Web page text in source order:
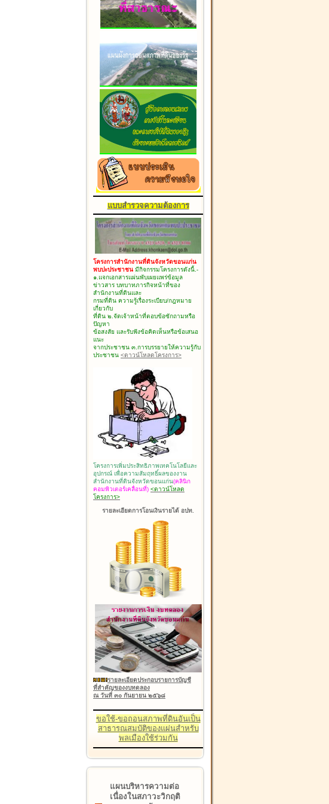
แบบสำรวจความต้องการ
โครงการสำนักงานที่ดินจังหวัดขอนแก่น
พบปะประชาชน มีกิจกรรมโครงการดังนี้.-
๑.แจกเอกสารแผ่นพับเผยแพร่ข้อมูล
ข่าวสาร บทบาทภารกิจหน้าที่ของ
สำนักงานที่ดินและ
กรมที่ดิน ความรู้เรื่องระเบียบ/กฎหมาย
เกี่ยวกับ
ที่ดิน ๒.จัดเจ้าหน้าที่ตอบข้อซักถามหรือ
ปัญหา
ข้อสงสัย และรับฟังข้อคิดเห็นหรือข้อเสนอ
แนะ
จากประชาชน ๓.การบรรยายให้ความรู้กับ
ประชาชน <ดาวน์โหลดโครงการ>
โครงการเพิ่มประสิทธิภาพเทคโนโลยีและ
อุปกรณ์ เพื่อความสัมฤทธิ์ผลของงาน
สำนักงานที่ดินจังหวัดขอนแก่น(คลินิก
คอมพิวเตอร์เคลื่อนที่) <ดาวน์โหลด
โครงการ>
รายละเอียดการโอนเงินรายได้ อปท.
รายละเอียดประกอบรายการบัญชี
ที่สำคัญของงบทดลอง
ณ วันที่ ๓๐ กันยายน ๒๕๖๘
ขอใช้-ขอถอนสภาพที่ดินอันเป็น
สาธารณสมบัติของแผ่นสำหรับ
พลเมืองใช้ร่วมกัน
แผนบริหารความต่อ
เนื่องในสภาวะวิกฤติ